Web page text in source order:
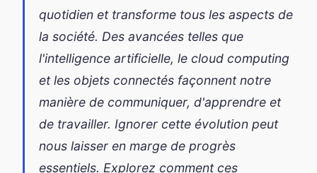
quotidien et transforme tous les aspects de
la société. Des avancées telles que
l'intelligence artificielle, le cloud computing
et les objets connectés façonnent notre
manière de communiquer, d'apprendre et
de travailler. Ignorer cette évolution peut
nous laisser en marge de progrès
essentiels. Explorez comment ces